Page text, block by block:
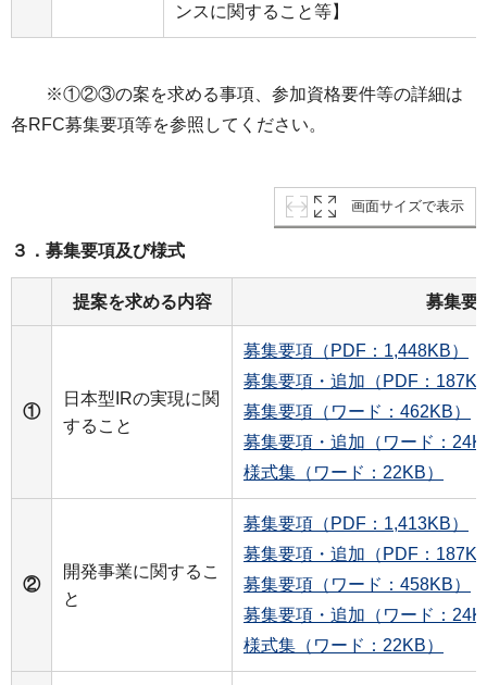
ンスに関すること等】
※①②③の案を求める事項、参加資格要件等の詳細は
各RFC募集要項等を参照してください。
画面サイズで表示
３．募集要項及び様式
提案を求める内容 募集要
①
日本型IRの実現に関
すること
募集要項（PDF：1,448KB）
募集要項・追加（PDF：
募集要項（ワード：462KB）
募集要項・追加（ワード：
様式集（ワード：22KB）
②
開発事業に関するこ
と
募集要項（PDF：1,413KB）
募集要項・追加（PDF：
募集要項（ワード：458KB）
募集要項・追加（ワード：
様式集（ワード：22KB）